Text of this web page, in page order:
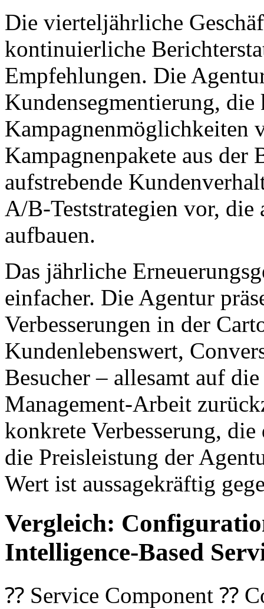
Die vierteljährliche
kontinuierliche
Empfehlungen. Die
Kundensegmentierung, die
Kampagnenmöglichkeiten
Kampagnenpakete aus
aufstrebende
A/B-Teststrategien vor,
aufbauen.
Das jährliche
einfacher. Die Agentur
Verbesserungen in der
Kundenlebenswert,
Besucher – allesamt auf
Management-Arbeit
konkrete Verbesserung,
die Preisleistung der
Wert ist aussagekräftig
Vergleich:
Intelligence-Based
⁇ Service Component ⁇